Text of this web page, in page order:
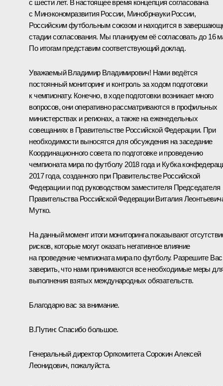
с шести лет. В настоящее время концепция согласована
с Минэкономразвития России, Минобрнауки России,
Российским футбольным союзом и находится в
стадии согласования. Мы планируем её согласовать до 16
По итогам представим соответствующий доклад.
Уважаемый Владимир Владимирович! Нами ведётся
постоянный мониторинг и контроль за ходом подготовки
к чемпионату. Конечно, в ходе подготовки возникает много
вопросов, они оперативно рассматриваются в профильных
министерствах и регионах, а также на еженедельных
совещаниях в Правительстве Российской Федерации. При
необходимости выносятся для обсуждения на заседание
Координационного совета по подготовке и проведению
чемпионата мира по футболу 2018 года и Кубка
2017 года, созданного при Правительстве Российской
Федерации и под руководством заместителя Председателя
Правительства Российской Федерации Виталия
Мутко.
На данный момент итоги мониторинга показывают
рисков, которые могут оказать негативное влияние
на проведение чемпионата мира по футболу. Разрешите Вас
заверить, что нами принимаются все необходимые меры
выполнения взятых международных обязательств.
Благодарю вас за внимание.
В.Путин: Спасибо большое.
Генеральный директор Оргкомитета Сорокин Алексей
Леонидович, пожалуйста.